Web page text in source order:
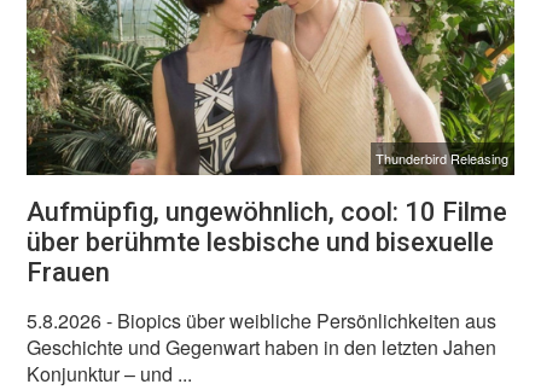
Thunderbird Releasing
Aufmüpfig, ungewöhnlich, cool: 10 Filme
über berühmte lesbische und bisexuelle
Frauen
5.8.2026- Biopics über weibliche Persönlichkeiten aus
Geschichte und Gegenwart haben in den letzten Jahen
Konjunktur – und ...